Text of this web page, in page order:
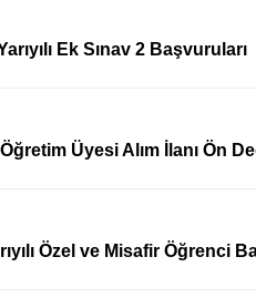
Ek Sınav 2 Başvuruları
Üyesi Alım İlanı Ön
Özel ve Misafir Öğrenci